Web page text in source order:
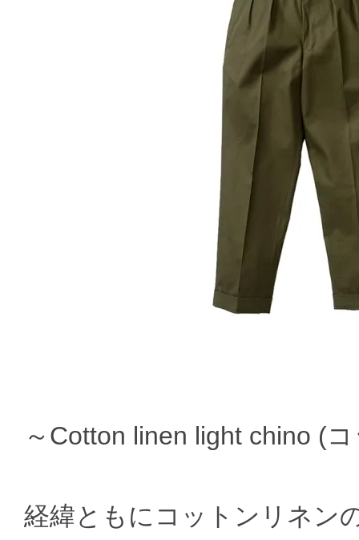
～Cotton linen light chino (
経緯ともにコットンリネン